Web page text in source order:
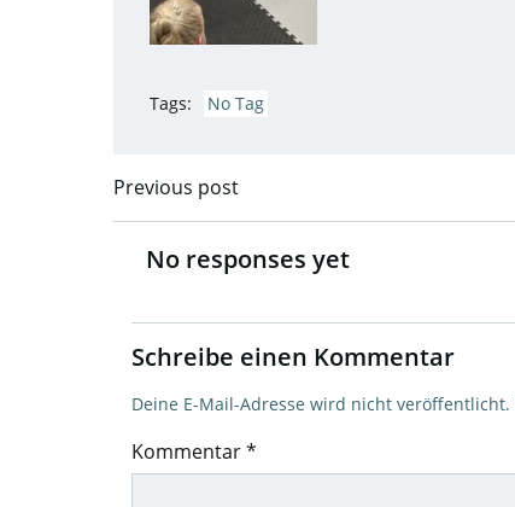
Tags: No Tag
Post
navigation
Previous post
No responses yet
Schreibe einen Kommentar
Deine E-Mail-Adresse wird nicht veröffentlicht.
Kommentar*